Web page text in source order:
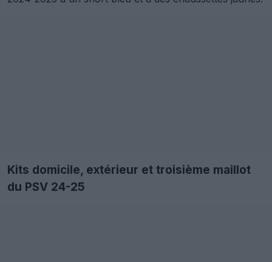
Kits domicile, extérieur et troisième maillot
du PSV 24-25